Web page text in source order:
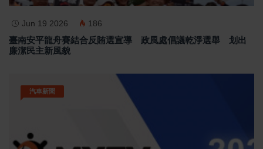
Jun 19 2026 186
臺南安平龍舟賽結合反賄選宣導 政風處倡議乾淨選舉 划出
廉潔民主新風貌
汽車新聞